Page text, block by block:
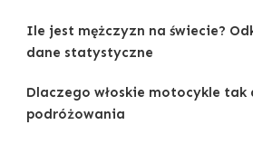
Ile jest mężczyzn na świecie?
dane statystyczne
Dlaczego włoskie motocykle tak
podróżowania